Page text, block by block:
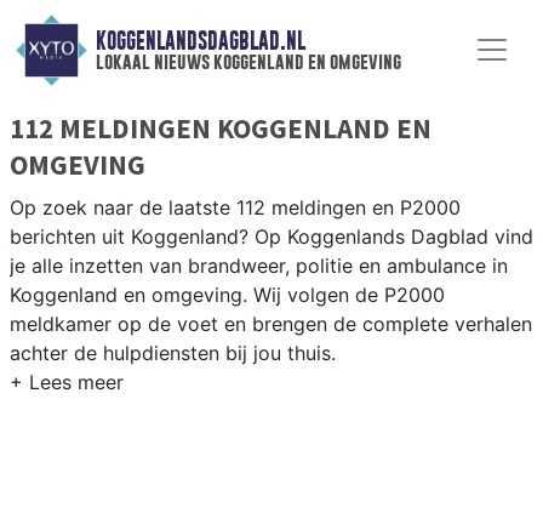
KOGGENLANDSDAGBLAD.NL
lokaal nieuws koggenland en omgeving
112 MELDINGEN KOGGENLAND EN
OMGEVING
Op zoek naar de laatste 112 meldingen en P2000
berichten uit Koggenland? Op Koggenlands Dagblad vind
je alle inzetten van brandweer, politie en ambulance in
Koggenland en omgeving. Wij volgen de P2000
meldkamer op de voet en brengen de complete verhalen
achter de hulpdiensten bij jou thuis.